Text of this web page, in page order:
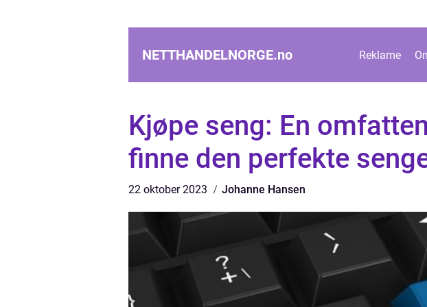
NETTHANDELNORGE.no Reklame
Kjøpe seng: En
finne den perfekte
22 oktober 2023 Johanne Hansen